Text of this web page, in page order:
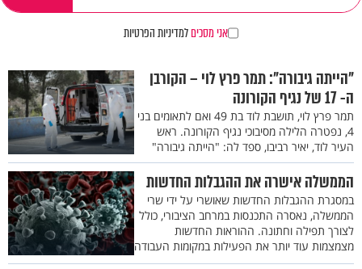
אני מסכיםלמדיניות הפרטיות
"הייתה גיבורה": תמר פרץ לוי – הקורבן
ה- 17 של נגיף הקורונה
תמר פרץ לוי, תושבת לוד בת 49 ואם לתאומים בני
4, נפטרה הלילה מסיבוכי נגיף הקורונה. ראש
העיר לוד, יאיר רביבו, ספד לה: "הייתה גיבורה"
הממשלה אישרה את ההגבלות החדשות
במסגרת ההגבלות החדשות שאושרי על ידי שרי
הממשלה, נאסרה התכנסות במרחב הציבורי, כולל
לצורך תפילה וחתונה. ההוראות החדשות
מצמצמות עוד יותר את הפעילות במקומות העבודה